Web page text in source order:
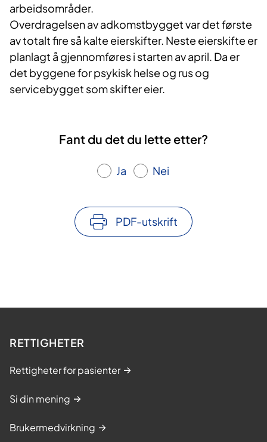
arbeidsområder.
Overdragelsen av adkomstbygget var det første
av totalt fire så kalte eierskifter. Neste eierskifte er
planlagt å gjennomføres i starten av april. Da er
det byggene for psykisk helse og rus og
servicebygget som skifter eier.
Fant du det du lette etter?
Ja Nei
PDF-utskrift
RETTIGHETER
Rettigheter for pasienter
Si din mening
Brukermedvirkning